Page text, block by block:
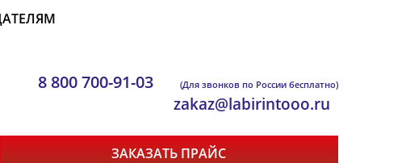
8 800 700-91-03 (Для звонков по России бесплатно)
zakaz@labirintooo.ru
ЗАКАЗАТЬ ПРАЙС